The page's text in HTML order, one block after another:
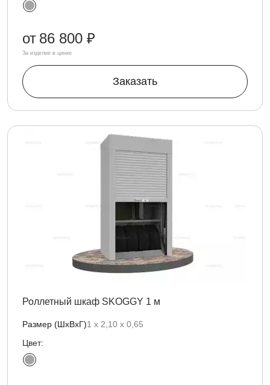
от 86 800 ₽
За изделие в цинке
Заказать
Роллетный шкаф SKOGGY 1 м
Размер (ШхВхГ)1 х 2,10 х 0,65
Цвет: